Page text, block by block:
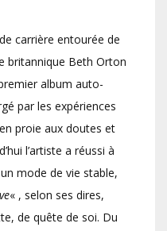
carrière entourée de
britannique Beth Orton
album auto-
par les expériences
proie aux doutes et
l’artiste a réussi à
mode de vie stable,
« , selon ses dires,
de quête de soi. Du